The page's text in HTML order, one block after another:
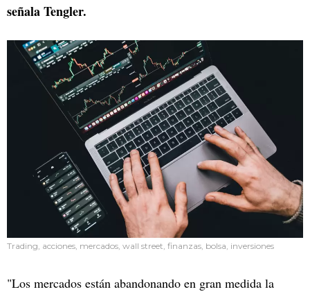
señala Tengler.
Trading, acciones, mercados, wall street, finanzas, bolsa, inversiones
"Los mercados están abandonando en gran medida la